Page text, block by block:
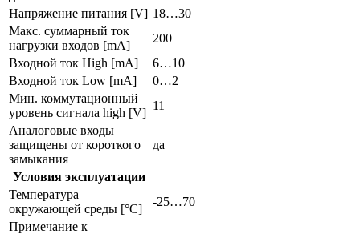
Напряжение питания [V] 18…30
Макс. суммарный ток
нагрузки входов [mA]
200
Входной ток High [mA]
6…10
Входной ток Low [mA]
0…2
Мин. коммутационный
уровень сигнала high [V]
11
Аналоговые входы
защищены от короткого
замыкания
да
Условия эксплуатации
Температура
окружающей среды [°C]
-25…70
Примечание к